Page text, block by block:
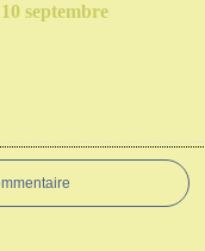
10 septembre